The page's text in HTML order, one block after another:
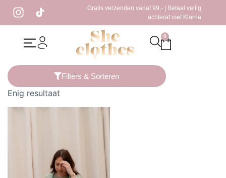
Gratis verzenden vanaf 99,- | Betaal veilig
achteraf met Klarna
0
/ Producten getagged “groene jasje”
Filters & Sorteren
Enig resultaat